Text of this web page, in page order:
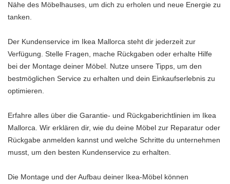
Nähe des Möbelhauses, um dich zu erholen und neue Energie zu
tanken.
Der Kundenservice im Ikea Mallorca steht dir jederzeit zur
Verfügung. Stelle Fragen, mache Rückgaben oder erhalte Hilfe
bei der Montage deiner Möbel. Nutze unsere Tipps, um den
bestmöglichen Service zu erhalten und dein Einkaufserlebnis zu
optimieren.
Erfahre alles über die Garantie- und Rückgaberichtlinien im Ikea
Mallorca. Wir erklären dir, wie du deine Möbel zur Reparatur oder
Rückgabe anmelden kannst und welche Schritte du unternehmen
musst, um den besten Kundenservice zu erhalten.
Die Montage und der Aufbau deiner Ikea-Möbel können